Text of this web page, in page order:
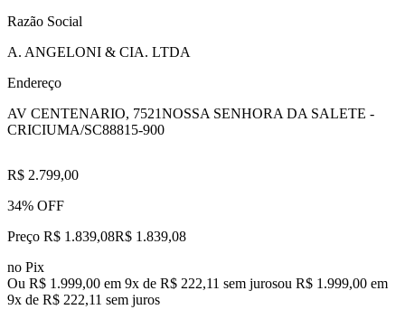
Razão Social
A. ANGELONI & CIA. LTDA
Endereço
AV CENTENARIO, 7521NOSSA SENHORA DA SALETE -
CRICIUMA/SC88815-900
R$ 2.799,00
34% OFF
Preço R$ 1.839,08R$ 1.839,08
no Pix
Ou R$ 1.999,00 em 9x de R$ 222,11 sem jurosou R$ 1.999,00 em
9x de R$ 222,11 sem juros